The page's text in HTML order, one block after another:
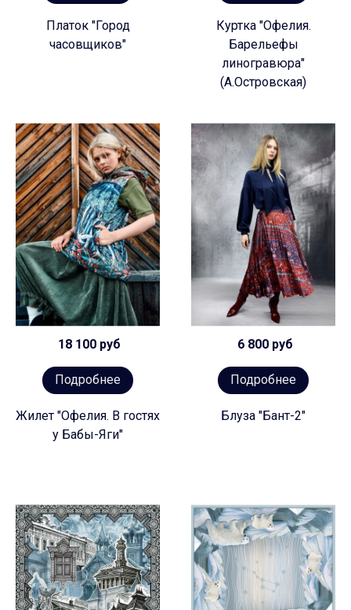
Платок "Город
часовщиков"
Куртка "Офелия.
Барельефы
линогравюра"
(А.Островская)
18 100 руб
Подробнее
Жилет "Офелия. В гостях
у Бабы-Яги"
6 800 руб
Подробнее
Блуза "Бант-2"